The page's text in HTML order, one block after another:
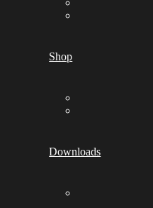
Shop
Downloads